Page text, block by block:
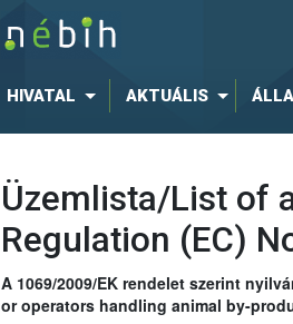
HIVATAL AKTUÁLIS
Üzemlista/List of
Regulation (EC)
A 1069/2009/EK rendelet szerint
or operators handling animal by-